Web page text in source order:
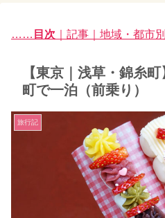
…… 目次 ｜記事｜地域・都市別
【東京｜浅草・錦糸
町で一泊（前乗り）
旅行記